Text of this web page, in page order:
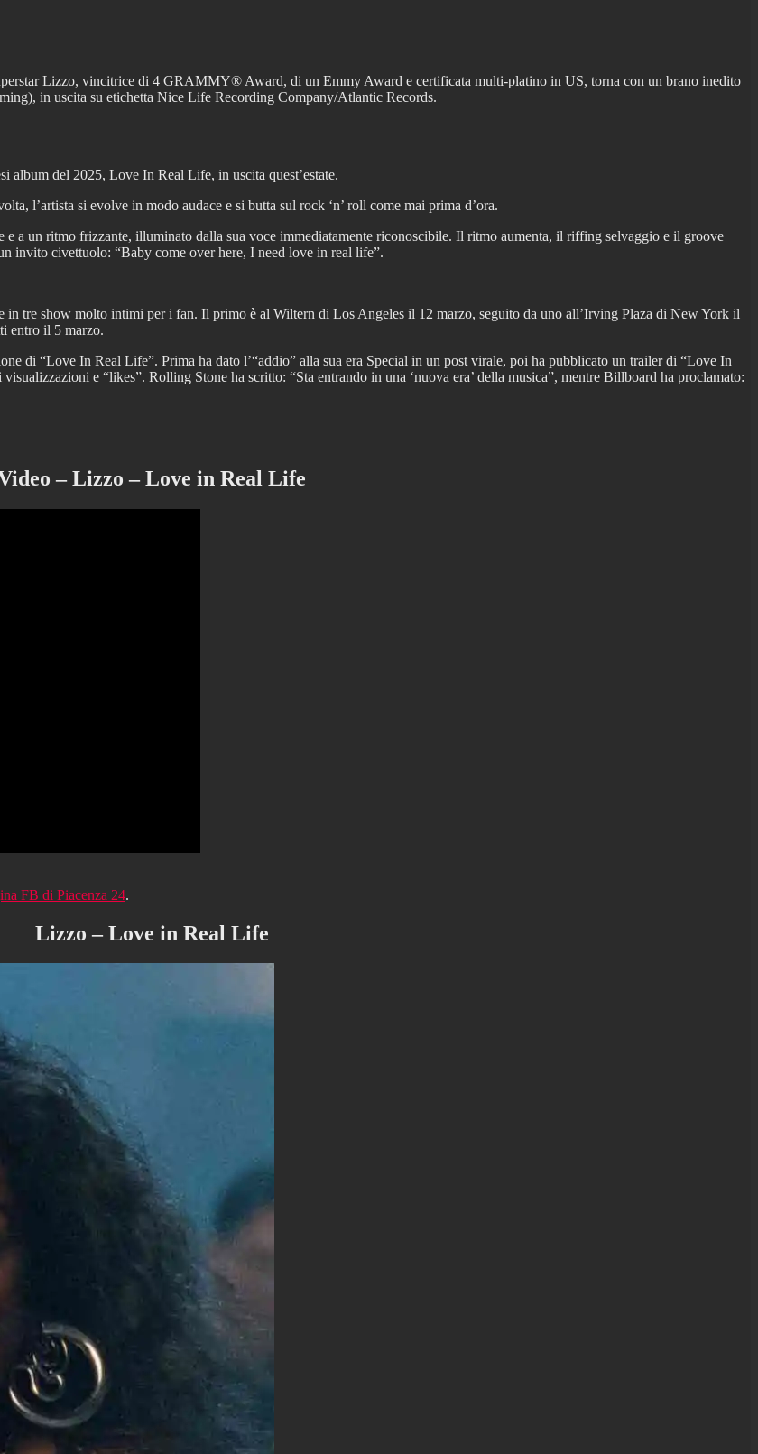
Lizzo, vincitrice di 4 GRAMMY® Award, di un Emmy Award e certificata multi-platino in US, torna con un brano inedito
in uscita su etichetta Nice Life Recording Company/Atlantic Records.
album del 2025, Love In Real Life, in uscita quest’estate.
l’artista si evolve in modo audace e si butta sul rock ‘n’ roll come mai prima d’ora.
a un ritmo frizzante, illuminato dalla sua voce immediatamente riconoscibile. Il ritmo aumenta, il riffing selvaggio e il groove
invito civettuolo: “Baby come over here, I need love in real life”.
in tre show molto intimi per i fan. Il primo è al Wiltern di Los Angeles il 12 marzo, seguito da uno all’Irving Plaza di New York il
entro il 5 marzo.
di “Love In Real Life”. Prima ha dato l’“addio” alla sua era Special in un post virale, poi ha pubblicato un trailer di “Love In
e “likes”. Rolling Stone ha scritto: “Sta entrando in una ‘nuova era’ della musica”, mentre Billboard ha proclamato:
– Lizzo – Love in Real Life
FB di Piacenza 24.
Lizzo – Love in Real Life